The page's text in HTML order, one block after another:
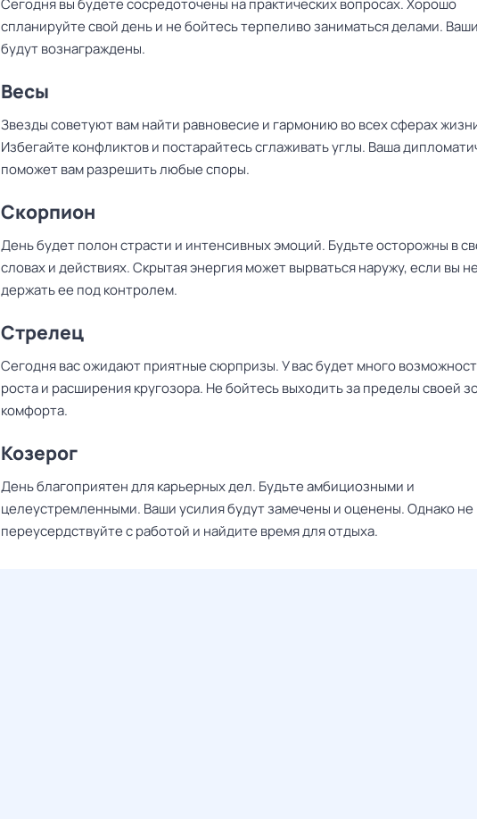
Сегодня вы будете сосредоточены на практических вопросах. Хорошо
спланируйте свой день и не бойтесь терпеливо заниматься делами.
будут вознаграждены.
Весы
Звезды советуют вам найти равновесие и гармонию во всех сферах
Избегайте конфликтов и постарайтесь сглаживать углы. Ваша
поможет вам разрешить любые споры.
Скорпион
День будет полон страсти и интенсивных эмоций. Будьте осторожны в
словах и действиях. Скрытая энергия может вырваться наружу, если вы
держать ее под контролем.
Стрелец
Сегодня вас ожидают приятные сюрпризы. У вас будет много
роста и расширения кругозора. Не бойтесь выходить за пределы своей
комфорта.
Козерог
День благоприятен для карьерных дел. Будьте амбициозными и
целеустремленными. Ваши усилия будут замечены и оценены. Однако не
переусердствуйте с работой и найдите время для отдыха.